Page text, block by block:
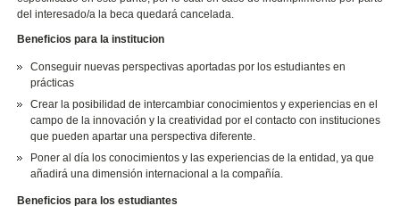
del interesado/a la beca quedará cancelada.
Beneficios para la institucion
Conseguir nuevas perspectivas aportadas por los estudiantes en
prácticas
Crear la posibilidad de intercambiar conocimientos y experiencias en el
campo de la innovación y la creatividad por el contacto con instituciones
que pueden apartar una perspectiva diferente.
Poner al día los conocimientos y las experiencias de la entidad, ya que
añadirá una dimensión internacional a la compañía.
Beneficios para los estudiantes